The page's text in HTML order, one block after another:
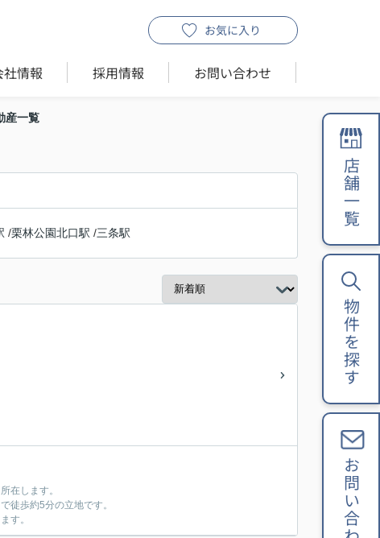
お気に入り
社情報 採用情報 お問い合わせ
産一覧
/栗林公園北口駅 /三条駅
在します。
徒歩約5分の立地です。
す。
店舗一覧
物件を探す
お問い合わせ